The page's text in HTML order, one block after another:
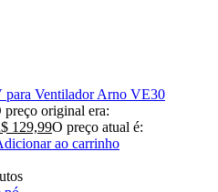
para Ventilador Arno VE30
preço original era:
129,99O preço atual é:
ao carrinho